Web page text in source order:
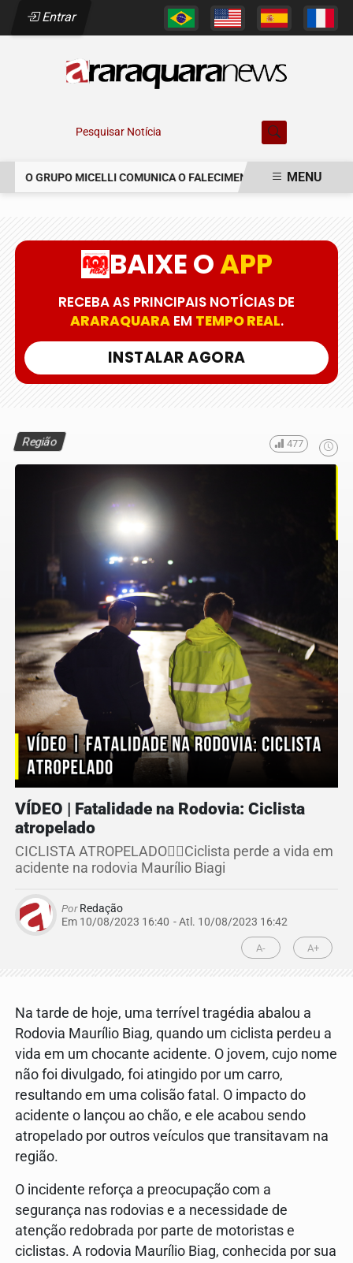
Entrar
Pesquisar Notícia
O GRUPO MICELLI COMUNICA O FALECIMENTO DO SR. MARCELO
MENU
BAIXE OAPP
RECEBA AS PRINCIPAIS NOTÍCIAS DE
ARARAQUARAEM TEMPO REAL.
INSTALAR AGORA
Região 477
VÍDEO | Fatalidade na Rodovia: Ciclista
atropelado
CICLISTA ATROPELADO🚴‍♂️Ciclista perde a vida em
acidente na rodovia Maurílio Biagi
PorRedação
Em 10/08/2023 16:40 - Atl. 10/08/2023 16:42
A- A+
Na tarde de hoje, uma terrível tragédia abalou a
Rodovia Maurílio Biag, quando um ciclista perdeu a
vida em um chocante acidente. O jovem, cujo nome
não foi divulgado, foi atingido por um carro,
resultando em uma colisão fatal. O impacto do
acidente o lançou ao chão, e ele acabou sendo
atropelado por outros veículos que transitavam na
região.
O incidente reforça a preocupação com a
segurança nas rodovias e a necessidade de
atenção redobrada por parte de motoristas e
ciclistas. A rodovia Maurílio Biag, conhecida por sua